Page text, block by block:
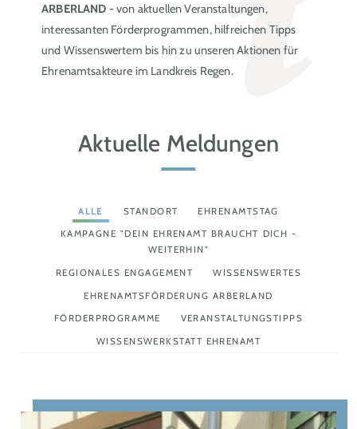
ARBERLAND - von aktuellen Veranstaltungen,
interessanten Förderprogrammen, hilfreichen Tipps
und Wissenswertem bis hin zu unseren Aktionen für
Ehrenamtsakteure im Landkreis Regen.
Aktuelle Meldungen
ALLE STANDORT EHRENAMTSTAG
KAMPAGNE "DEIN EHRENAMT BRAUCHT DICH -
WEITERHIN"
REGIONALES ENGAGEMENT WISSENSWERTES
EHRENAMTSFÖRDERUNG ARBERLAND
FÖRDERPROGRAMME VERANSTALTUNGSTIPPS
WISSENSWERKSTATT EHRENAMT